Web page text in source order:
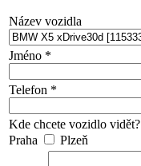
Název vozidla
Jméno *
Telefon *
Kde chcete vozidlo vidět?
Praha
Plzeň